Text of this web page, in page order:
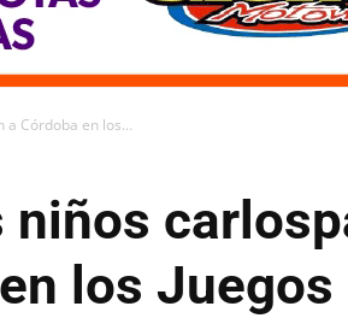
Córdoba en los...
los Juegos